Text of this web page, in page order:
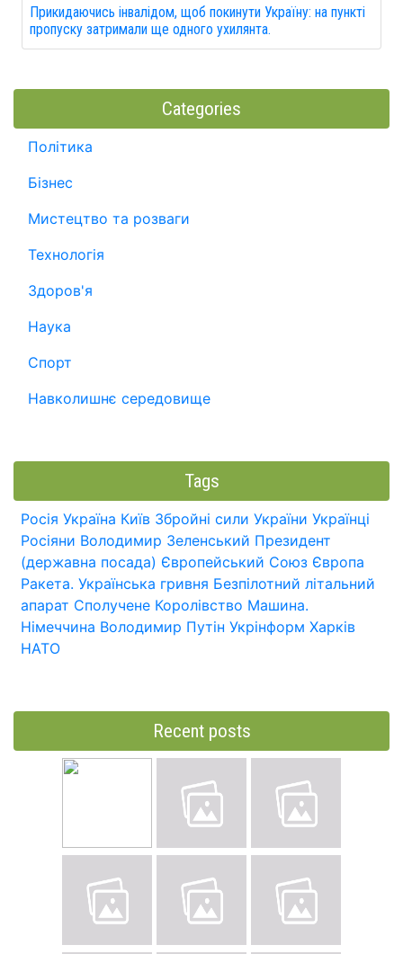
Прикидаючись інвалідом, щоб покинути Україну: на пункті
пропуску затримали ще одного ухилянта.
Categories
Політика
Бізнес
Мистецтво та розваги
Технологія
Здоров'я
Наука
Спорт
Навколишнє середовище
Tags
Росія Україна Київ Збройні сили України Українці
Росіяни Володимир Зеленський Президент
(державна посада) Європейський Союз Європа
Ракета. Українська гривня Безпілотний літальний
апарат Сполучене Королівство Машина.
Німеччина Володимир Путін Укрінформ Харків
НАТО
Recent posts